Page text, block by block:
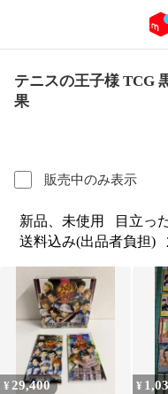
テニスの王子様 TCG
果
販売中のみ表示
新品、未使用 目立っ
送料込み(出品者負担)
¥ 29,400 ¥